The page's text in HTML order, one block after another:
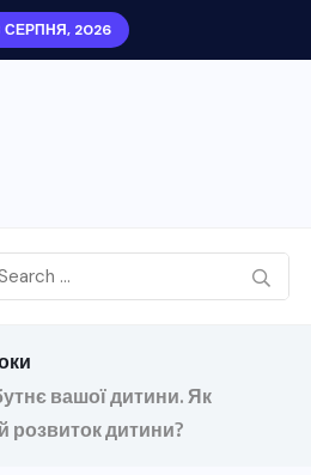
СЕРПНЯ, 2026
вашої дитини. Як
дитини?